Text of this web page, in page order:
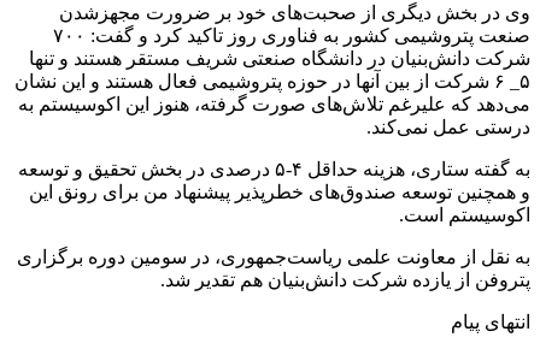
وی در بخش دیگری از صحبت‌های خود بر ضرورت مجهزشدن
صنعت پتروشیمی کشور به فناوری روز تاکید کرد و گفت: ۷۰۰
شرکت دانش‌بنیان در دانشگاه صنعتی شریف مستقر هستند و تنها
۵_ ۶ شرکت از بین آنها در حوزه پتروشیمی فعال هستند و این نشان
می‌دهد که علیرغم تلاش‌های صورت گرفته، هنوز این اکوسیستم به
درستی عمل نمی‌کند.
به گفته ستاری، هزینه حداقل ۴-۵ درصدی در بخش تحقیق و توسعه
و همچنین توسعه صندوق‌های خطرپذیر پیشنهاد من برای رونق این
اکوسیستم است.
به نقل از معاونت علمی ریاست‌جمهوری، در سومین دوره برگزاری
پتروفن از یازده شرکت دانش‌بنیان هم تقدیر شد.
انتهای پیام